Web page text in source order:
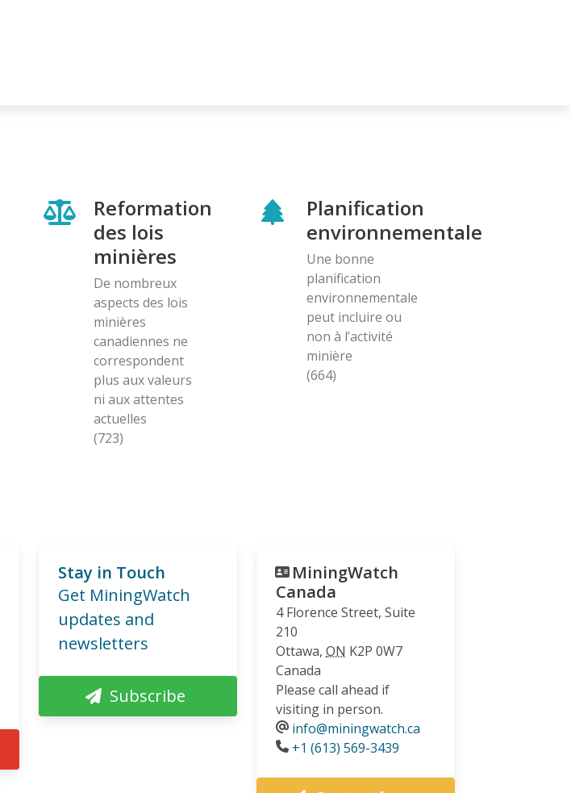
Reformation
des lois
minières
De nombreux
aspects des lois
minières
canadiennes ne
correspondent
plus aux valeurs
ni aux attentes
actuelles
(723)
Planification
environnementale
Une bonne
planification
environnementale
peut incluire ou
non à l’activité
minière
(664)
Stay in Touch
Get MiningWatch
updates and
newsletters
Subscribe
MiningWatch
Canada
4 Florence Street, Suite
210
Ottawa, ON K2P 0W7
Canada
Please call ahead if
visiting in person.
info@miningwatch.ca
Phone
+1 (613) 569-3439